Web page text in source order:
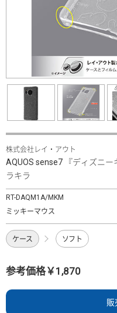
株式会社レイ・アウト
AQUOS sense7 『ディズニ
ラキラ
RT-DAQM1A/MKM
ミッキーマウス
ケース ソフト
参考価格￥1,870
販